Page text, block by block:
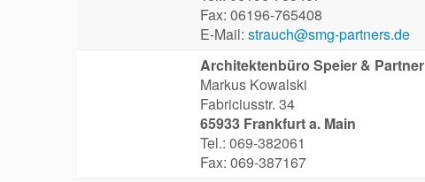
Fax: 06196-765408
E-Mail: strauch@smg-partners.de
Architektenbüro Speier & Partner
Markus Kowalski
Fabriciusstr. 34
65933 Frankfurt a. Main
Tel.: 069-382061
Fax: 069-387167